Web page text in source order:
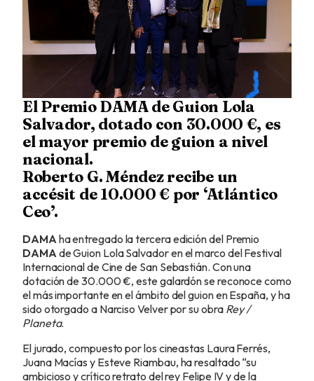
El Premio DAMA de Guion Lola
Salvador, dotado con 30.000 €, es
el mayor premio de guion a nivel
nacional.
Roberto G. Méndez recibe un
accésit de 10.000 € por ‘Atlántico
Ceo’.
DAMAha entregado la tercera edición del Premio
DAMAde Guion Lola Salvador en el marco del Festival
Internacional de Cine de San Sebastián. Con una
dotación de 30.000 €, este galardón se reconoce como
el más importante en el ámbito del guion en España, y ha
sido otorgado a Narciso Velver por su obra Rey /
Planeta.
El jurado, compuesto por los cineastas Laura Ferrés,
Juana Macías y Esteve Riambau, ha resaltado “su
ambicioso y crítico retrato del rey Felipe IV y de la